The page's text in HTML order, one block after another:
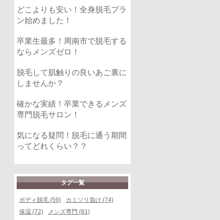
どこよりも安い！全身脱毛プラ
ン始めました！
卒業生最多！周南市で脱毛する
ならメンズゼロ！
脱毛して肌触りの良いあご裏に
しませんか？
確かな実績！卒業できるメンズ
専門脱毛サロン！
気になる疑問！脱毛に通う期間
ってどれくらい？？
タグ一覧
ボディ脱毛 (59)
カミソリ負け (74)
保湿 (72)
メンズ専門 (81)